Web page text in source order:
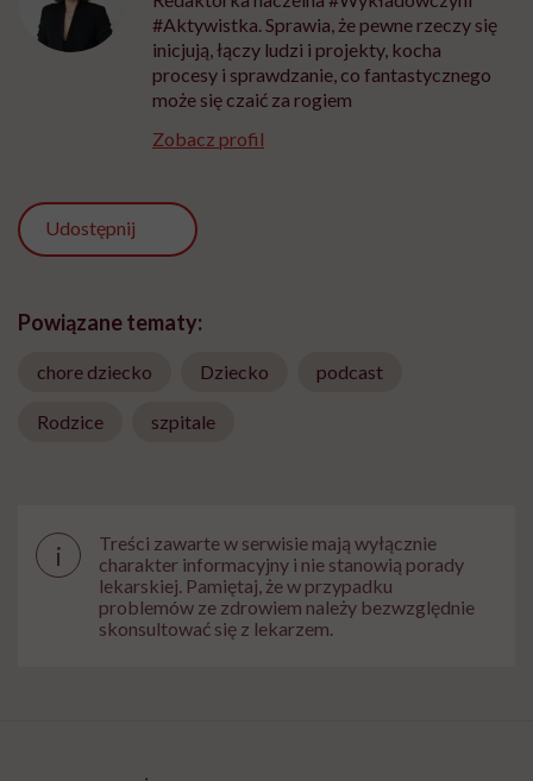
#Aktywistka. Sprawia, że pewne rzeczy się
inicjują, łączy ludzi i projekty, kocha
procesy i sprawdzanie, co fantastycznego
może się czaić za rogiem
Zobacz profil
Udostępnij
Powiązane tematy:
chore dziecko Dziecko podcast
Rodzice szpitale
i
Treści zawarte w serwisie mają wyłącznie
charakter informacyjny i nie stanowią porady
lekarskiej. Pamiętaj, że w przypadku
problemów ze zdrowiem należy bezwzględnie
skonsultować się z lekarzem.